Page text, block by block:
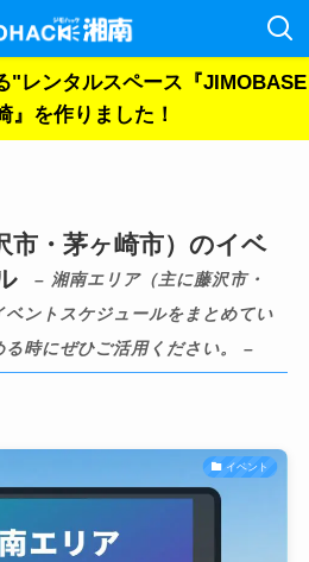
"レンタルスペース『JIMOBASE
』を作りました！
市・茅ヶ崎市）のイベ
– 湘南エリア（主に藤沢市・
ントスケジュールをまとめてい
る時にぜひご活用ください。 –
イベント